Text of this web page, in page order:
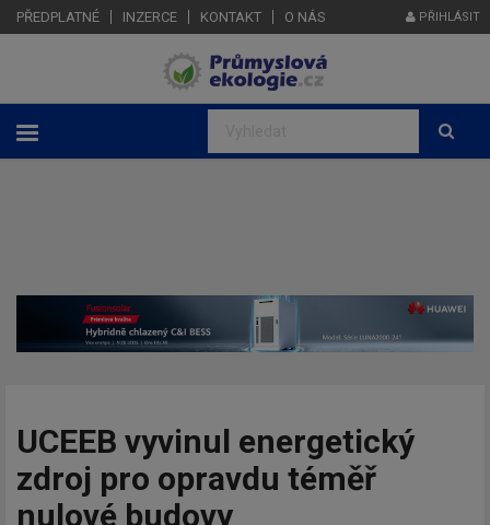
PŘEDPLATNÉ INZERCE KONTAKT O NÁS PŘIHLÁSIT
UCEEB vyvinul energetický
zdroj pro opravdu téměř
nulové budovy